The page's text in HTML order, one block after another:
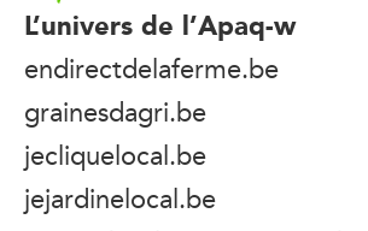
L’univers de l’Apaq-w
endirectdelaferme.be
grainesdagri.be
jecliquelocal.be
jejardinelocal.be